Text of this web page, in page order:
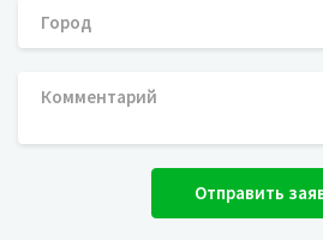
Отправить